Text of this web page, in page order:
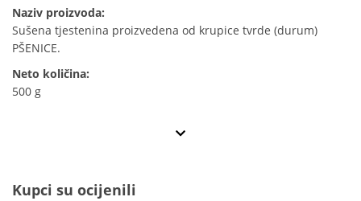
Naziv proizvoda:
Sušena tjestenina proizvedena od krupice tvrde (durum)
PŠENICE.
Neto količina:
500 g
Kupci su ocijenili